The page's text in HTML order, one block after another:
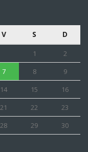
V S D
1
2
7 8
9
14 15
16
21 22
23
28 29
30